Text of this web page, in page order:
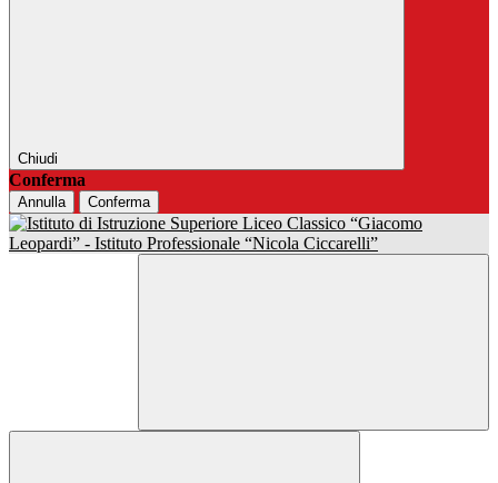
Chiudi
Conferma
Annulla Conferma